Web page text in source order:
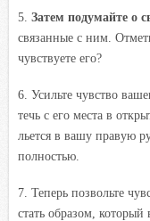
5. Затем подумайте о
связанные с ним.
чувствуете его?
6. Усильте чувство
течь с его места в
льется в вашу правую
полностью.
7. Теперь позвольте
стать образом,